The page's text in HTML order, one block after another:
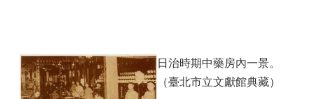
日治時期中藥房內一景。
（臺北市立文獻館典藏）